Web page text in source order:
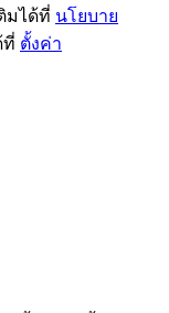
มได้ที่ นโยบาย
ที่ ตั้งค่า